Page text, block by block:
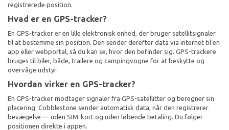
registrerede position.
Hvad er en GPS-tracker?
En GPS-tracker er en lille elektronisk enhed, der bruger satellitsignaler
til at bestemme sin position. Den sender derefter data via internet til en
app eller webportal, så du kan se, hvor den befinder sig. GPS-trackere
bruges til biler, både, trailere og campingvogne for at beskytte og
overvåge udstyr.
Hvordan virker en GPS-tracker?
En GPS-tracker modtager signaler fra GPS-satellitter og beregner sin
placering. Cobblestone sender automatisk data, når den registrerer
bevægelse — uden SIM-kort og uden løbende betaling. Du følger
positionen direkte i appen.